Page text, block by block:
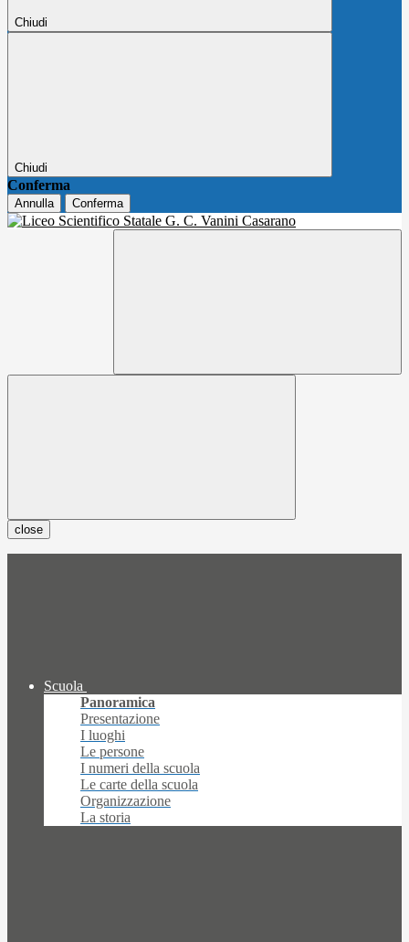
Chiudi
Chiudi
Conferma
Annulla Conferma
close
Scuola
Panoramica
Presentazione
I luoghi
Le persone
I numeri della scuola
Le carte della scuola
Organizzazione
La storia